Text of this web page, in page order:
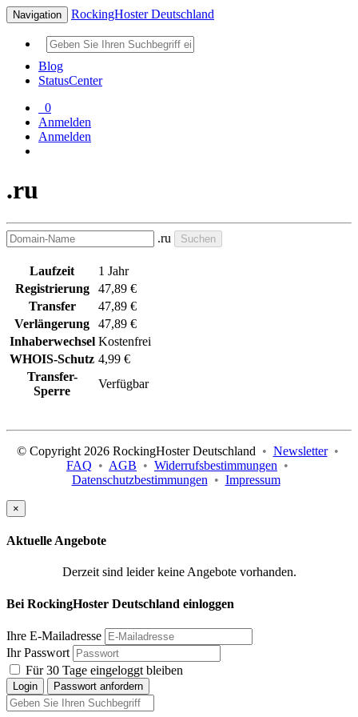
Navigation RockingHoster Deutschland
Blog
StatusCenter
0
Anmelden
Anmelden
.ru
.ru Suchen
Laufzeit
1 Jahr
Registrierung
47,89 €
Transfer
47,89 €
Verlängerung
47,89 €
Inhaberwechsel Kostenfrei
WHOIS-Schutz 4,99 €
Transfer-
Sperre
Verfügbar
© Copyright 2026 RockingHoster Deutschland • Newsletter •
FAQ • AGB • Widerrufsbestimmungen •
Datenschutzbestimmungen • Impressum
×
Aktuelle Angebote
Derzeit sind leider keine Angebote vorhanden.
Bei RockingHoster Deutschland einloggen
Ihre E-Mailadresse
Ihr Passwort
Für 30 Tage eingeloggt bleiben
Login Passwort anfordern